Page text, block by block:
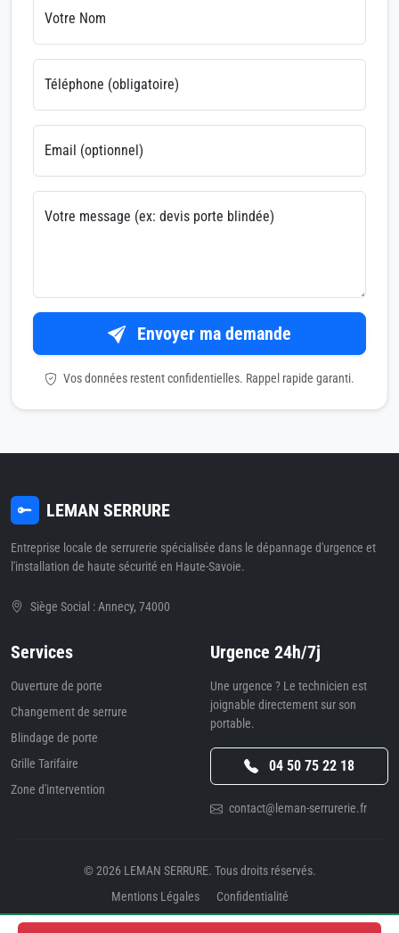
Votre Nom
Téléphone (obligatoire)
Email (optionnel)
Votre message (ex: devis porte blindée)
Envoyer ma demande
Vos données restent confidentielles. Rappel rapide garanti.
LEMAN SERRURE
Entreprise locale de serrurerie spécialisée dans le dépannage d'urgence et
l'installation de haute sécurité en Haute-Savoie.
Siège Social : Annecy, 74000
Services
Ouverture de porte
Changement de serrure
Blindage de porte
Grille Tarifaire
Zone d'intervention
Urgence 24h/7j
Une urgence ? Le technicien est
joignable directement sur son
portable.
04 50 75 22 18
contact@leman-serrurerie.fr
© 2026 LEMAN SERRURE. Tous droits réservés.
Mentions Légales
Confidentialité